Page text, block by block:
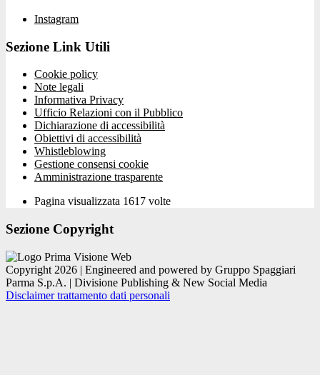
Instagram
Sezione Link Utili
Cookie policy
Note legali
Informativa Privacy
Ufficio Relazioni con il Pubblico
Dichiarazione di accessibilità
Obiettivi di accessibilità
Whistleblowing
Gestione consensi cookie
Amministrazione trasparente
Pagina visualizzata 1617 volte
Sezione Copyright
Copyright 2026 | Engineered and powered by Gruppo Spaggiari
Parma S.p.A. | Divisione Publishing & New Social Media
Disclaimer trattamento dati personali